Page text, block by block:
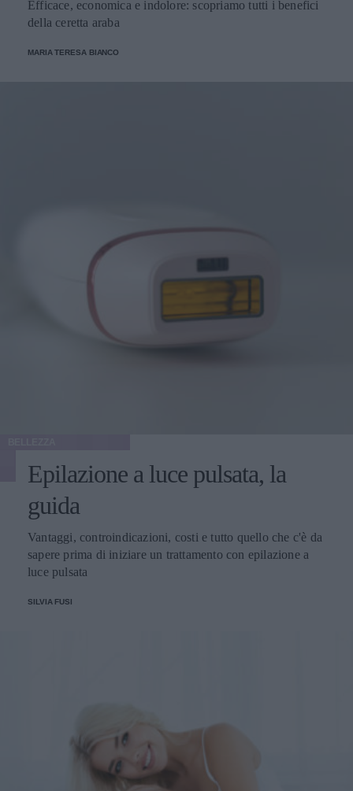
Efficace, economica e indolore: scopriamo tutti i benefici
della ceretta araba
MARIA TERESA BIANCO
Epilazione a luce pulsata, la
guida
Vantaggi, controindicazioni, costi e tutto quello che c'è da
sapere prima di iniziare un trattamento con epilazione a
luce pulsata
SILVIA FUSI